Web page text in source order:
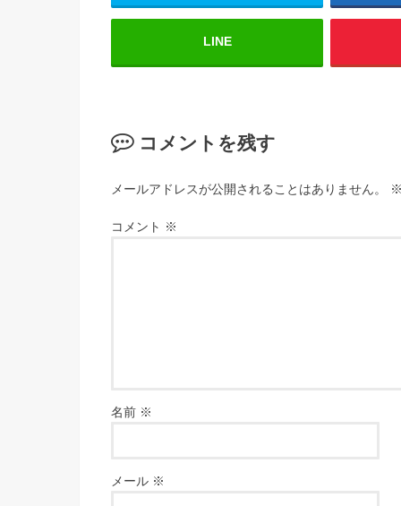
LINE
コメントを残す
メールアドレスが公開されることはありません。
コメント ※
名前 ※
メール ※